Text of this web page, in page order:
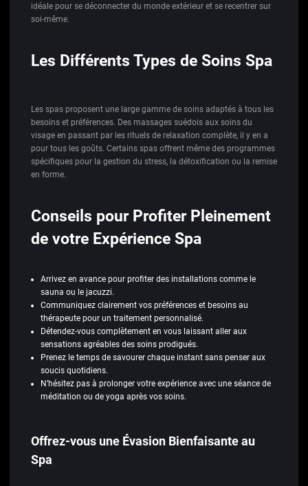
idéale pour se déconnecter du monde extérieur et se recentrer sur
soi-même.
Les Différents Types de Soins Spa
Les spas proposent une large gamme de soins adaptés à tous les
besoins et préférences. Des massages suédois aux soins du
visage en passant par les rituels de relaxation complète, il y en a
pour tous les goûts. Certains spas offrent même des programmes
spécifiques pour la gestion du stress, la détoxification ou la remise
en forme.
Conseils pour Profiter Pleinement
de votre Expérience Spa
Arrivez en avance pour profiter des installations comme le
sauna ou le jacuzzi.
Communiquez clairement vos préférences et besoins au
thérapeute pour un traitement personnalisé.
Détendez-vous complètement en vous laissant aller aux
sensations agréables des soins prodigués.
Prenez le temps de savourer chaque instant sans penser aux
soucis quotidiens.
N’hésitez pas à prolonger votre expérience avec une séance de
méditation ou de yoga après vos soins.
Offrez-vous une Évasion Bienfaisante au
Spa